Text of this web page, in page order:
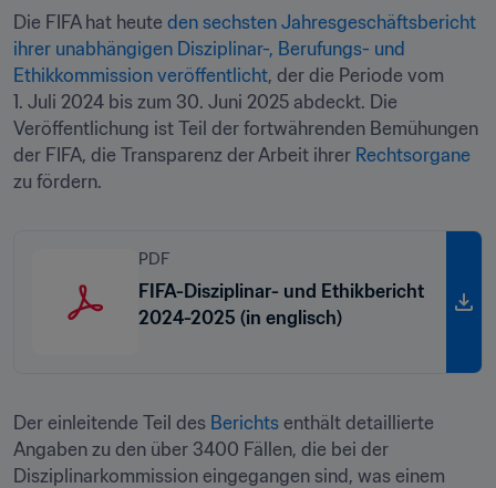
Die FIFA hat heute den sechsten Jahresgeschäftsbericht
ihrer unabhängigen Disziplinar-, Berufungs- und
Ethikkommission veröffentlicht, der die Periode vom
1. Juli 2024 bis zum 30. Juni 2025 abdeckt. Die
Veröffentlichung ist Teil der fortwährenden Bemühungen
der FIFA, die Transparenz der Arbeit ihrer Rechtsorgane
zu fördern.
PDF
FIFA-Disziplinar- und Ethikbericht
2024-2025 (in englisch)
Der einleitende Teil des Berichts enthält detaillierte
Angaben zu den über 3400 Fällen, die bei der
Disziplinarkommission eingegangen sind, was einem